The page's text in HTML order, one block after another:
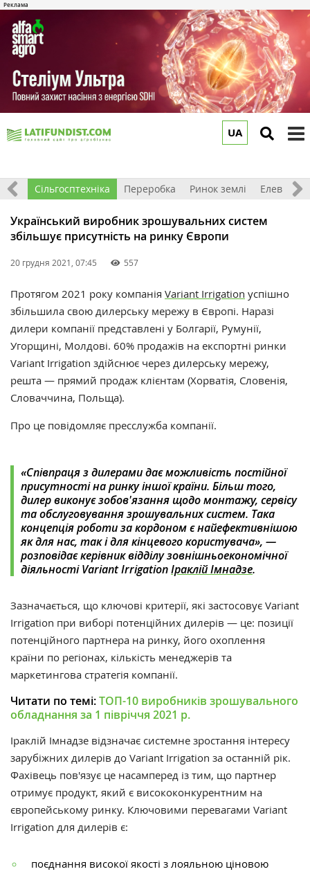
UA
Сільгосптехніка Переробка Ринок землі Елеватори
Український виробник зрошувальних систем
збільшує присутність на ринку Європи
20 грудня 2021, 07:45 557
Протягом 2021 року компанія Variant Irrigation успішно
збільшила свою дилерську мережу в Європі. Наразі
дилери компанії представлені у Болгарії, Румунії,
Угорщині, Молдові. 60% продажів на експортні ринки
Variant Irrigation здійснює через дилерську мережу,
решта — прямий продаж клієнтам (Хорватія, Словенія,
Словаччина, Польща).
Про це повідомляє пресслужба компанії.
«Співпраця з дилерами дає можливість постійної
присутності на ринку іншої країни. Більш того,
дилер виконує зобов'язання щодо монтажу, сервісу
та обслуговування зрошувальних систем. Така
концепція роботи за кордоном є найефективнішою
як для нас, так і для кінцевого користувача», —
розповідає керівник відділу зовнішньоекономічної
діяльності Variant IrrigationІраклій Імнадзе.
Зазначається, що ключові критерії, які застосовує Variant
Irrigation при виборі потенційних дилерів — це: позиції
потенційного партнера на ринку, його охоплення
країни по регіонах, кількість менеджерів та
маркетингова стратегія компанії.
Читати по темі:ТОП-10 виробників зрошувального
обладнання за 1 півріччя 2021 р.
Іраклій Імнадзе відзначає системне зростання інтересу
зарубіжних дилерів до Variant Irrigation за останній рік.
Фахівець пов'язує це насамперед із тим, що партнер
отримує продукт, який є висококонкурентним на
європейському ринку. Ключовими перевагами Variant
Irrigation для дилерів є:
поєднання високої якості з лояльною ціновою